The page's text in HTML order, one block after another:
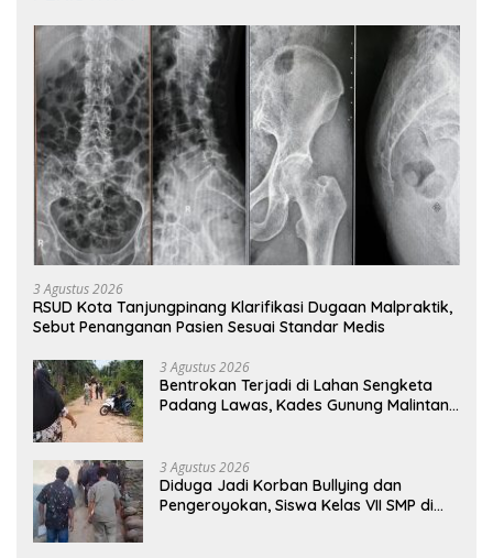
3 Agustus 2026
RSUD Kota Tanjungpinang Klarifikasi Dugaan Malpraktik,
Sebut Penanganan Pasien Sesuai Standar Medis
3 Agustus 2026
Bentrokan Terjadi di Lahan Sengketa
Padang Lawas, Kades Gunung Malintang
3 Agustus 2026
Diduga Jadi Korban Bullying dan
Pengeroyokan, Siswa Kelas VII SMP di